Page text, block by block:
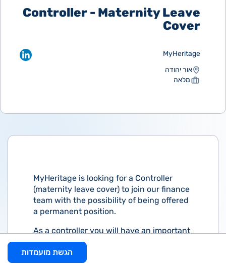
Controller - Maternity Leave
Cover
MyHeritage
אור יהודה
מלאה
MyHeritage is looking for a Controller
(maternity leave cover) to join our finance
team with the possibility of being offered
a permanent position.
As a controller you will have an important
role in the accounting operations of the
company, production of periodic financial
reports, and maintenance of accounting
הגשת מועמדות